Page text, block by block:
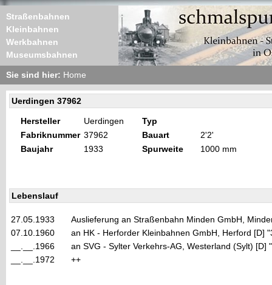
Straßenbahnen
Kleinbahnen
Werkbahnen
Museumsbahnen
Sie sind hier: Home
Uerdingen 37962
Hersteller Uerdingen
Typ
Fabriknummer 37962 Bauart
2'2'
Baujahr
1933 Spurweite 1000 mm
Lebenslauf
27.05.1933
Auslieferung an Straßenbahn Minden GmbH,
07.10.1960
an HK - Herforder Kleinbahnen GmbH, Herford [D]
__.__.1966
an SVG - Sylter Verkehrs-AG, Westerland (Sylt) [D]
__.__.1972
++